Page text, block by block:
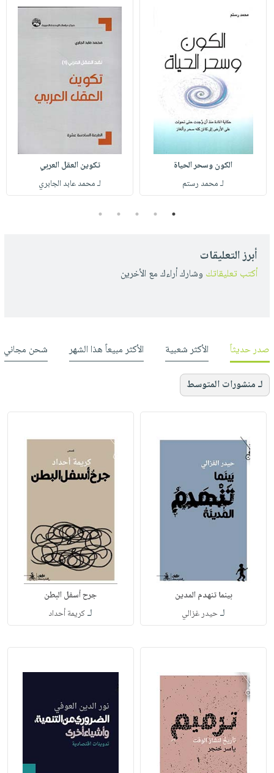
الكون وسحر الحياة
لـ محمد رستم
تكوين العقل العربي
لـ محمد عابد الجابري
1
2
3
4
5
أبرز التعليقات
أكتب تعليقاتك وشارك أراءك مع الأخرين
صدر حديثاً الأكثر شعبية الأكثر مبيعاً هذا الشهر شحن مجاني
لـ منشورات المتوسط
بينما تنهدم المدين
لـحيدر غزالي
جرح أسفل البطن
لـكريمة أحداد